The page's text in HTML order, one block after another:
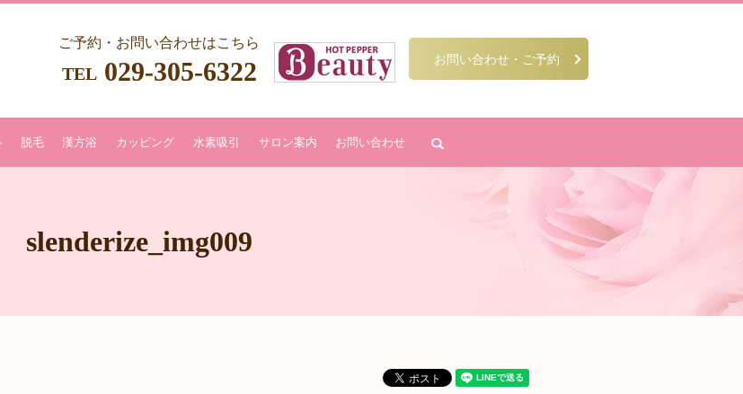
ご予約・お問い合わせはこちら
TEL029-305-6322 お問い合わせ・ご予約
脱毛 漢方浴 カッピング 水素吸引 サロン案内 お問い合わせ
slenderize_img009